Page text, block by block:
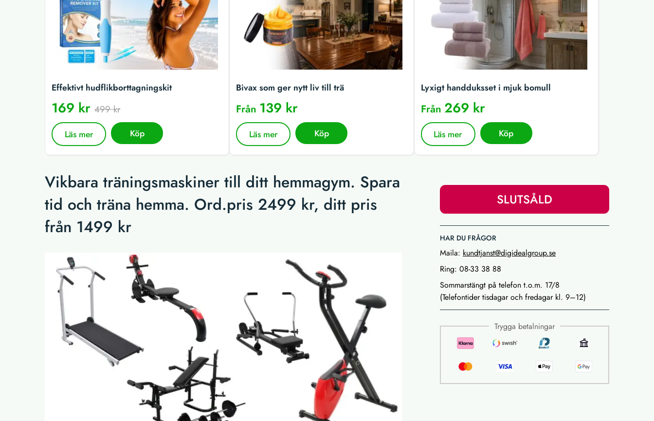
Effektivt hudflikborttagningskit
169 kr 499 kr
Läs mer Köp
Bivax som ger nytt liv till trä
Från 139 kr
Läs mer Köp
Lyxigt handduksset i mjuk bomull
Från 269 kr
Läs mer Köp
Vikbara träningsmaskiner till ditt hemmagym. Spara
tid och träna hemma. Ord.pris 2499 kr, ditt pris
från 1499 kr
SLUTSÅLD
HAR DU FRÅGOR
Maila: kundtjanst@digidealgroup.se
Ring: 08-33 38 88
Sommarstängt på telefon t.o.m. 17/8
(Telefontider tisdagar och fredagar kl. 9–12)
Trygga betalningar